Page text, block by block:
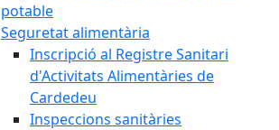
potable
Seguretat alimentària
Inscripció al Registre Sanitari
d'Activitats Alimentàries de
Cardedeu
Inspeccions sanitàries